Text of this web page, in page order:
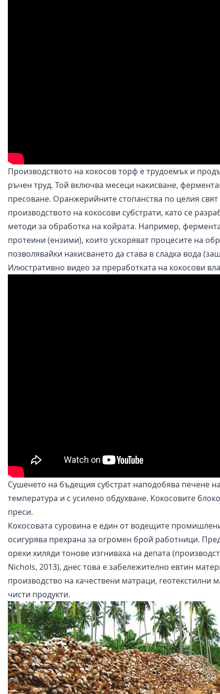
Производството на кокосов торф е трудоемък и
ръчен труд. Той включва месеци накисване,
пресоване. Оранжерийните стопанства по целия
производството на кокосови субстрати, като се
методи за обработка на койрата. Например,
протеини (ензими), които ускоряват процесите на
позволявайки накисването да става в сладка вода
Илюстративно видео за преработката на кокосови
Сушенето на бъдещия субстрат наподобява печене
температура и с усилено обдухване. Кокосовите
преси.
Кокосовата суровина е един от водещите
осигурява прехрана за огромен брой работници.
орехи хиляди тонове изгниваха на депата
Nichols, 2013), днес това е забележително евтин
производство на качествени матраци,
чисти продукти.